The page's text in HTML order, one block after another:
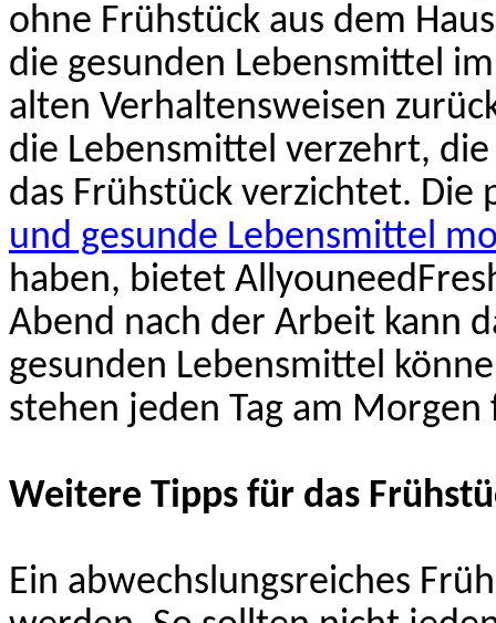
ohne Frühstück aus dem
die gesunden Lebensmittel
alten Verhaltensweisen
die Lebensmittel verzehrt,
das Frühstück verzichtet. Die
und gesunde Lebensmittel
haben, bietet
Abend nach der Arbeit kann
gesunden Lebensmittel
stehen jeden Tag am
Weitere Tipps für das
Ein abwechslungsreiches